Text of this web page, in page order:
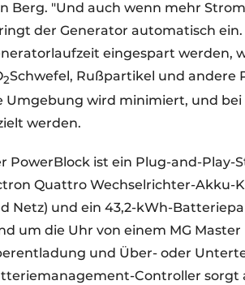
Berg. "Und auch wenn mehr
der Generator automatisch
eingespart werden,
2Schwefel, Rußpartikel und andere
Umgebung wird minimiert, und
werden.
PowerBlock ist ein Plug-and-Play-
Quattro Wechselrichter-Akku-
Netz) und ein 43,2-kWh-
um die Uhr von einem MG
und Über- oder
Controller sorgt